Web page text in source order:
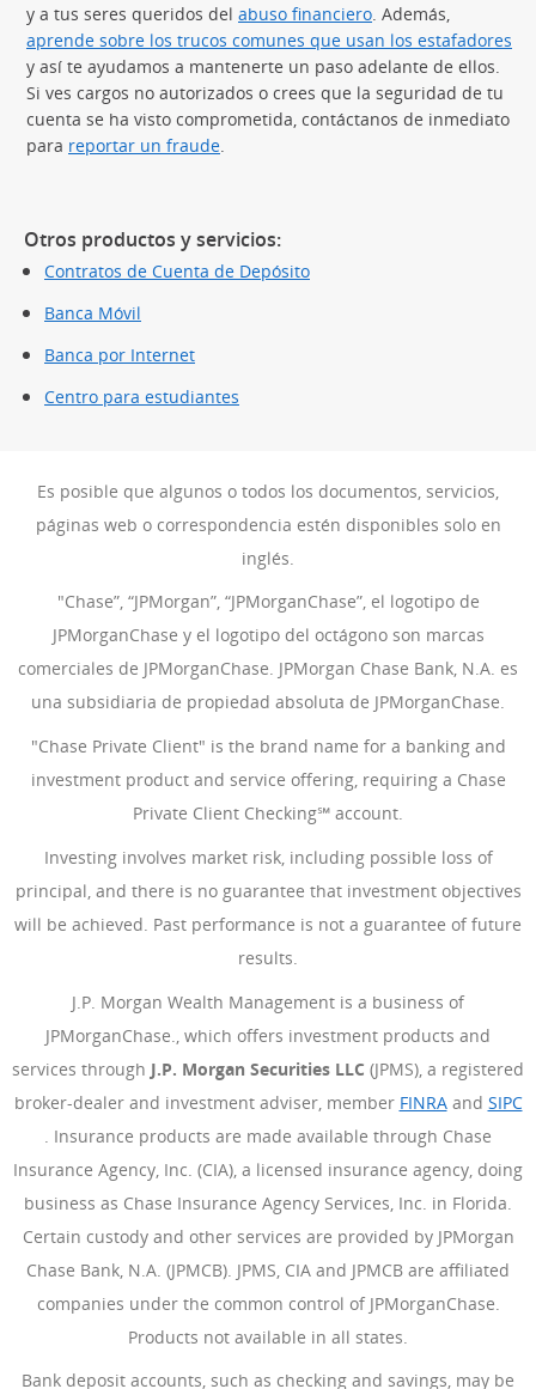
y a tus seres queridos del abuso financiero. Además,
aprende sobre los trucos comunes que usan los estafadores
y así te ayudamos a mantenerte un paso adelante de ellos.
Si ves cargos no autorizados o crees que la seguridad de tu
cuenta se ha visto comprometida, contáctanos de inmediato
para reportar un fraude.
Otros productos y servicios:
Contratos de Cuenta de Depósito
Banca Móvil
Banca por Internet
Centro para estudiantes
Es posible que algunos o todos los documentos, servicios,
páginas web o correspondencia estén disponibles solo en
inglés.
"Chase”, “JPMorgan”, “JPMorganChase”, el logotipo de
JPMorganChase y el logotipo del octágono son marcas
comerciales de JPMorganChase. JPMorgan Chase Bank, N.A. es
una subsidiaria de propiedad absoluta de JPMorganChase.
"Chase Private Client" is the brand name for a banking and
investment product and service offering, requiring a Chase
Private Client Checking℠ account.
Investing involves market risk, including possible loss of
principal, and there is no guarantee that investment objectives
will be achieved. Past performance is not a guarantee of future
results.
J.P. Morgan Wealth Management is a business of
JPMorganChase., which offers investment products and
services through J.P. Morgan Securities LLC (JPMS), a registered
broker-dealer and investment adviser, member FINRA(Se abre
and SIPC
(Se abre en superposición)
. Insurance products are made available through Chase
Insurance Agency, Inc. (CIA), a licensed insurance agency, doing
business as Chase Insurance Agency Services, Inc. in Florida.
Certain custody and other services are provided by JPMorgan
Chase Bank, N.A. (JPMCB). JPMS, CIA and JPMCB are affiliated
companies under the common control of JPMorganChase.
Products not available in all states.
Bank deposit accounts, such as checking and savings, may be